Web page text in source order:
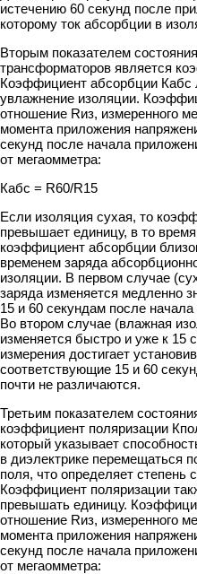
истечению 60 секунд после
которому ток абсорбции в
Вторым показателем
трансформаторов является
Коэффициент абсорбции Кабс
увлажнение изоляции.
отношение Rиз, измеренного
момента приложения
секунд после начала
от мегаомметра:
Кабс = R60/R15
Если изоляция сухая, то
превышает единицу, в то
коэффициент абсорбции
временем заряда
изоляции. В первом случае
заряда изменяется медленно
15 и 60 секундам после
Во втором случае (влажная
изменяется быстро и уже к 15
измерения достигает
соответствующие 15 и 60
почти не различаются.
Третьим показателем
коэффициент поляризации
который указывает
в диэлектрике перемещаться
поля, что определяет степень
Коэффициент поляризации
превышать единицу.
отношение Rиз, измеренного
момента приложения
секунд после начала
от мегаомметра: